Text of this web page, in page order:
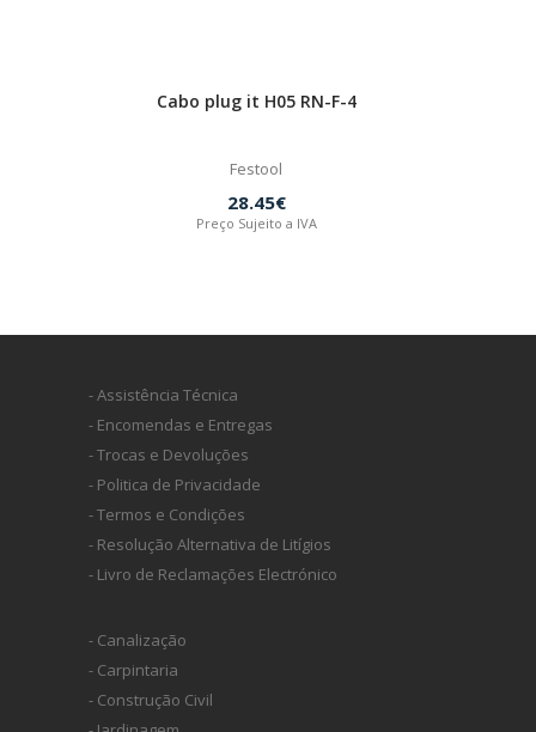
Cabo plug it H05 RN-F-4
Festool
28.45€
Preço Sujeito a IVA
- Assistência Técnica
- Encomendas e Entregas
- Trocas e Devoluções
- Politica de Privacidade
- Termos e Condições
- Resolução Alternativa de Litígios
- Livro de Reclamações Electrónico
- Canalização
- Carpintaria
- Construção Civil